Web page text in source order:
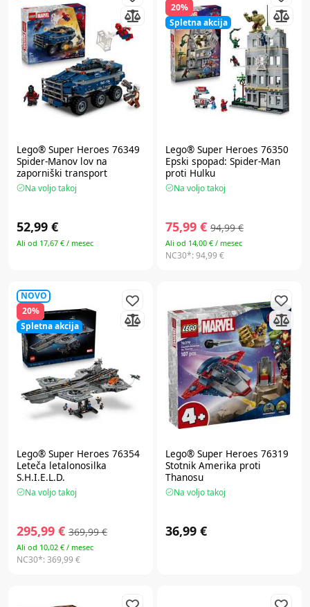
Lego® Super Heroes 76349
Spider-Manov lov na
zaporniški transport
Na voljo takoj
52,99 €
Ali od 17,67 € / mesec
20%
Spletna akcija
Lego® Super Heroes 76350
Epski spopad: Spider-Man
proti Hulku
Na voljo takoj
75,99 € 94,99 €
Ali od 14,00 € / mesec
NC30*:94,99 €
20%
Spletna akcija
NOVO
Lego® Super Heroes 76354
Leteča letalonosilka
S.H.I.E.L.D.
Na voljo takoj
295,99 € 369,99 €
Ali od 10,02 € / mesec
NC30*:369,99 €
Lego® Super Heroes 76319
Stotnik Amerika proti
Thanosu
Na voljo takoj
36,99 €